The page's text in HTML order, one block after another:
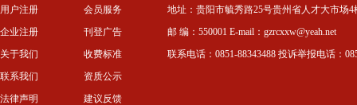
用户注册
企业注册
关于我们
联系我们
法律声明
会员服务
刊登广告
收费标准
资质公示
建议反馈
地址：贵阳市毓秀路25号贵州省人才大市场
邮 编：550001 E-mail：gzrcxxw@yeah.net
联系电话：0851-88343488 投诉举报电话：